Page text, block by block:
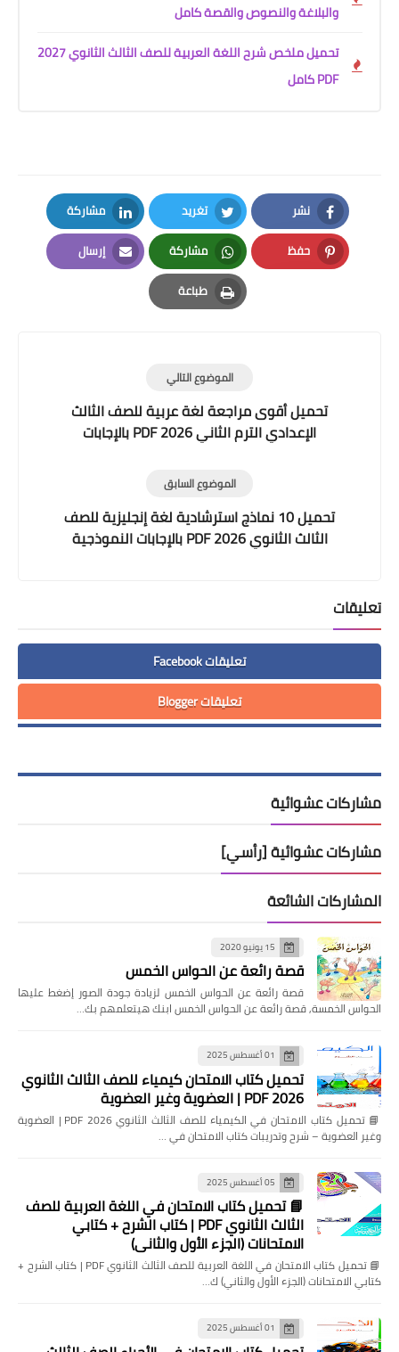
والبلاغة والنصوص والقصة كامل
تحميل ملخص شرح اللغة العربية للصف الثالث الثانوي 2027
PDF كامل
نشر
Facebook
تغريد
Twitter
مشاركة
LinkedIn
حفظ
Pinterest
مشاركة
Whatsapp
إرسال
Email
طباعة
Print
الموضوع التالي
تحميل أقوى مراجعة لغة عربية للصف الثالث
الإعدادي الترم الثاني 2026 PDF بالإجابات
الموضوع السابق
تحميل 10 نماذج استرشادية لغة إنجليزية للصف
الثالث الثانوي 2026 PDF بالإجابات النموذجية
تعليقات
تعليقات Facebook
تعليقات Blogger
مشاركات عشوائية
مشاركات عشوائية [رأسي]
المشاركات الشائعة
15 يونيو 2020
قصة رائعة عن الحواس الخمس
قصة رائعة عن الحواس الخمس لزيادة جودة الصور إضغط عليها
الحواس الخمسة, قصة رائعة عن الحواس الخمس ابنك هيتعلمهم بك…
01 أغسطس 2025
تحميل كتاب الامتحان كيمياء للصف الثالث الثانوي
2026 PDF | العضوية وغير العضوية
📘 تحميل كتاب الامتحان في الكيمياء للصف الثالث الثانوي 2026 PDF | العضوية
وغير العضوية – شرح وتدريبات كتاب الامتحان في …
05 أغسطس 2025
📘 تحميل كتاب الامتحان في اللغة العربية للصف
الثالث الثانوي PDF | كتاب الشرح + كتابي
الامتحانات (الجزء الأول والثاني)
📘 تحميل كتاب الامتحان في اللغة العربية للصف الثالث الثانوي PDF | كتاب الشرح +
كتابي الامتحانات (الجزء الأول والثاني) ك…
01 أغسطس 2025